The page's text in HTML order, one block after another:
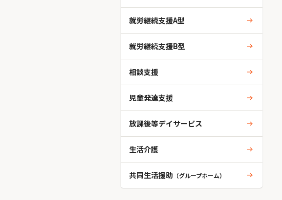
就労継続支援A型
就労継続支援B型
相談支援
児童発達支援
放課後等デイサービス
生活介護
共同生活援助 （グループホーム）